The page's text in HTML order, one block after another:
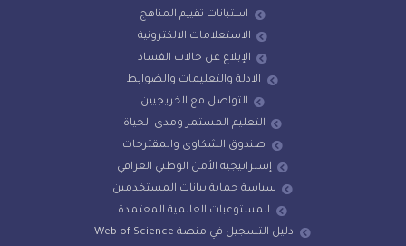
استبانات تقييم المناهج
الاستعلامات الالكترونية
الإبلاغ عن حالات الفساد
الادلة والتعليمات والضوابط
التواصل مع الخريجيين
التعليم المستمر ومدى الحياة
صندوق الشكاوى والمقترحات
إستراتيجية الأمن الوطني العراقي
سياسة حماية بيانات المستخدمين
المستوعبات العالمية المعتمدة
دليل التسجيل في منصة Web of Science